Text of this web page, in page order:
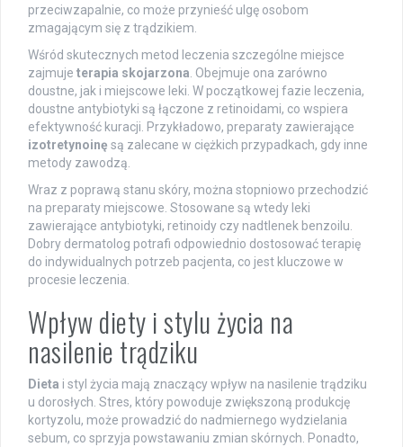
przeciwzapalnie, co może przynieść ulgę osobom
zmagającym się z trądzikiem.
Wśród skutecznych metod leczenia szczególne miejsce
zajmuje terapia skojarzona . Obejmuje ona zarówno
doustne, jak i miejscowe leki. W początkowej fazie leczenia,
doustne antybiotyki są łączone z retinoidami, co wspiera
efektywność kuracji. Przykładowo, preparaty zawierające
izotretynoinę są zalecane w ciężkich przypadkach, gdy inne
metody zawodzą.
Wraz z poprawą stanu skóry, można stopniowo przechodzić
na preparaty miejscowe. Stosowane są wtedy leki
zawierające antybiotyki, retinoidy czy nadtlenek benzoilu.
Dobry dermatolog potrafi odpowiednio dostosować terapię
do indywidualnych potrzeb pacjenta, co jest kluczowe w
procesie leczenia.
Wpływ diety i stylu życia na
nasilenie trądziku
Dieta i styl życia mają znaczący wpływ na nasilenie trądziku
u dorosłych. Stres, który powoduje zwiększoną produkcję
kortyzolu, może prowadzić do nadmiernego wydzielania
sebum, co sprzyja powstawaniu zmian skórnych. Ponadto,